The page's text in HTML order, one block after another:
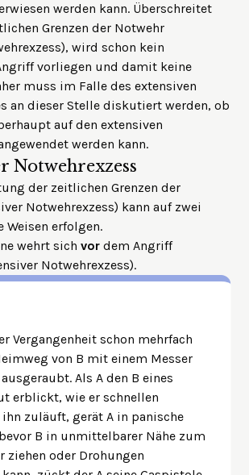
werden kann. Überschreitet
Grenzen der Notwehr
wird schon kein
vorliegen und damit keine
muss im Falle des extensiven
an dieser Stelle diskutiert werden, ob
auf den extensiven
werden kann.
Notwehrexzess
der zeitlichen Grenzen der
Notwehrexzess) kann auf zwei
erfolgen.
wehrt sichvor dem Angriff
Notwehrexzess).
Vergangenheit schon mehrfach
von B mit einem Messer
Als A den B eines
erblickt, wie er schnellen
zuläuft, gerät A in panische
B in unmittelbarer Nähe zum
ziehen oder Drohungen